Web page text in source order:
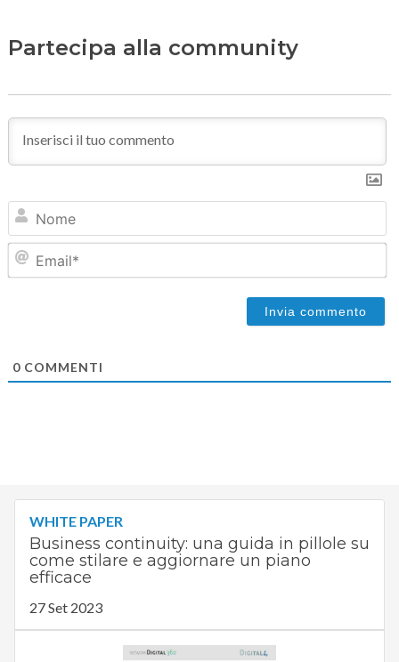
Partecipa alla community
0COMMENTI
WHITE PAPER
Business continuity: una guida in pillole su
come stilare e aggiornare un piano
efficace
27 Set 2023